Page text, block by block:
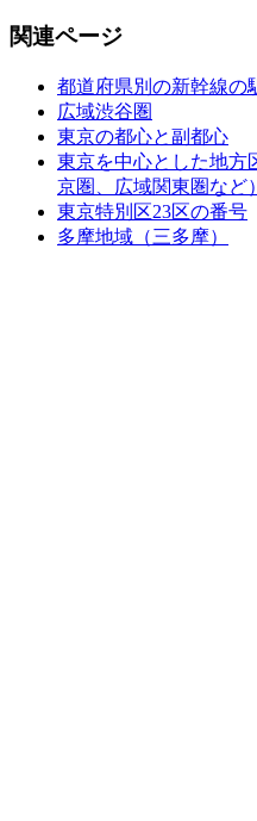
関連ページ
都道府県別の新幹線の
広域渋谷圏
東京の都心と副都心
東京を中心とした地方
京圏、広域関東圏など）
東京特別区23区の番号
多摩地域（三多摩）